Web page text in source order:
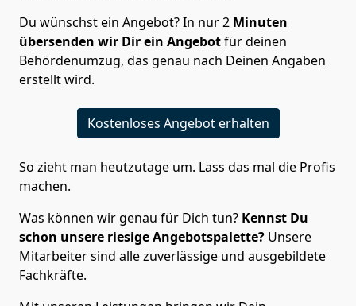
Du wünschst ein Angebot? In nur 2 Minuten
übersenden wir Dir ein Angebotfür deinen
Behördenumzug, das genau nach Deinen Angaben
erstellt wird.
Kostenloses Angebot erhalten
So zieht man heutzutage um. Lass das mal die Profis
machen.
Was können wir genau für Dich tun? Kennst Du
schon unsere riesige Angebotspalette? Unsere
Mitarbeiter sind alle zuverlässige und ausgebildete
Fachkräfte.